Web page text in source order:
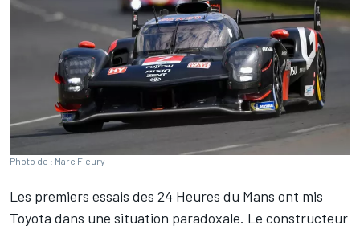
Photo de : Marc Fleury
Les premiers essais des 24 Heures du Mans ont mis
Toyota dans une situation paradoxale. Le constructeur